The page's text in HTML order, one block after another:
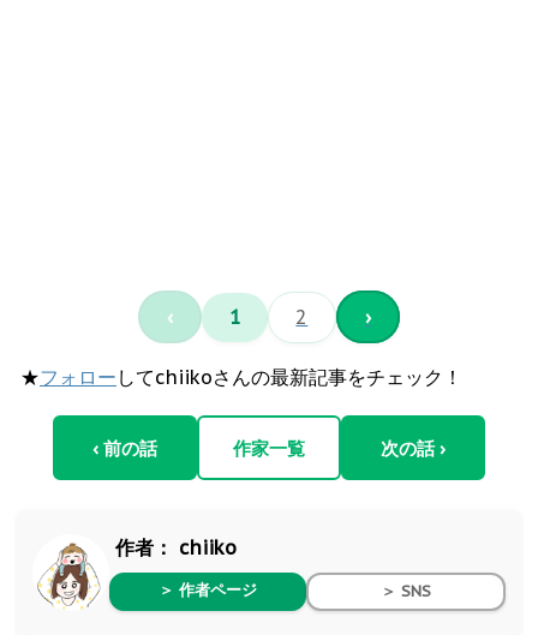
‹ 1 2 ›
★フォロー してchiikoさんの最新記事をチェック！
‹ 前の話 作家一覧 次の話 ›
作者： chiiko
＞ 作者ページ ＞ SNS